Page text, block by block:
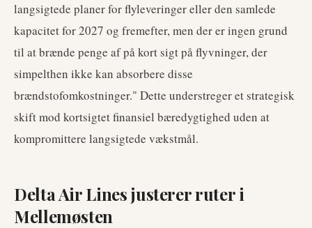
langsigtede planer for flyleveringer eller den samlede
kapacitet for 2027 og fremefter, men der er ingen grund
til at brænde penge af på kort sigt på flyvninger, der
simpelthen ikke kan absorbere disse
brændstofomkostninger." Dette understreger et strategisk
skift mod kortsigtet finansiel bæredygtighed uden at
kompromittere langsigtede vækstmål.
Delta Air Lines justerer ruter i
Mellemøsten